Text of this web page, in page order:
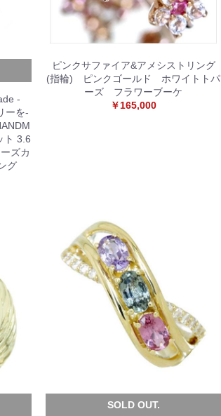
-
ーを-
ト 3.6
ズカ
グ
ピンクサファイア&アメシストリング
(指輪) ピンクゴールド ホワイトトパ
ーズ フラワーブーケ
￥165,000
SOLD OUT.